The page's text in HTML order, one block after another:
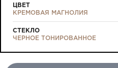
ЦВЕТ
КРЕМОВАЯ МАГНОЛИЯ
СТЕКЛО
ЧЕРНОЕ ТОНИРОВАННОЕ